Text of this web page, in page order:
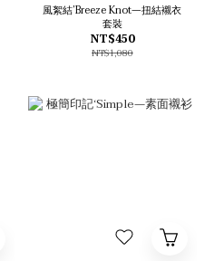
風絮結’Breeze Knot—扭結襯衣
套裝
NT$450
NT$1,080